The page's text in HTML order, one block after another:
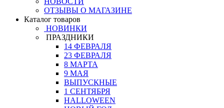
ОТЗЫВЫ О МАГАЗИНЕ
Каталог товаров
НОВИНКИ
ПРАЗДНИКИ
14 ФЕВРАЛЯ
23 ФЕВРАЛЯ
8 МАРТА
9 МАЯ
ВЫПУСКНЫЕ
1 СЕНТЯБРЯ
HALLOWEEN